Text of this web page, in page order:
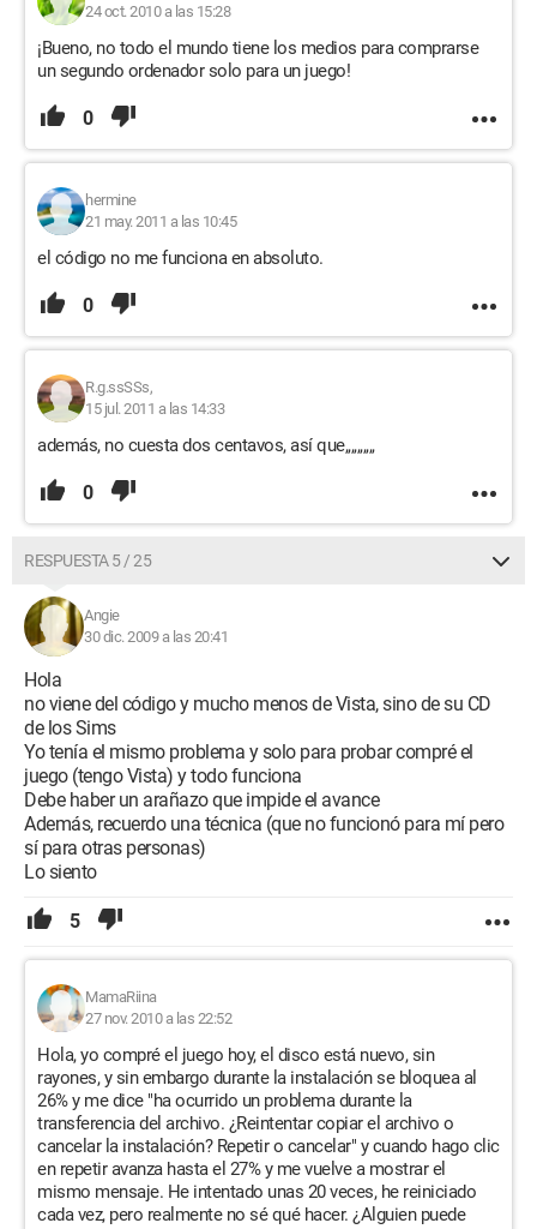
24 oct. 2010 a las 15:28
¡Bueno, no todo el mundo tiene los medios para comprarse
un segundo ordenador solo para un juego!
0
hermine
21 may. 2011 a las 10:45
el código no me funciona en absoluto.
0
R.g.ssSSs,
15 jul. 2011 a las 14:33
además, no cuesta dos centavos, así que,,,,,,,,,,
0
RESPUESTA 5 / 25
Angie
30 dic. 2009 a las 20:41
Hola
no viene del código y mucho menos de Vista, sino de su CD
de los Sims
Yo tenía el mismo problema y solo para probar compré el
juego (tengo Vista) y todo funciona
Debe haber un arañazo que impide el avance
Además, recuerdo una técnica (que no funcionó para mí pero
sí para otras personas)
Lo siento
5
MamaRiina
27 nov. 2010 a las 22:52
Hola, yo compré el juego hoy, el disco está nuevo, sin
rayones, y sin embargo durante la instalación se bloquea al
26% y me dice "ha ocurrido un problema durante la
transferencia del archivo. ¿Reintentar copiar el archivo o
cancelar la instalación? Repetir o cancelar" y cuando hago clic
en repetir avanza hasta el 27% y me vuelve a mostrar el
mismo mensaje. He intentado unas 20 veces, he reiniciado
cada vez, pero realmente no sé qué hacer. ¿Alguien puede